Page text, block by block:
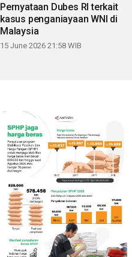
Pernyataan Dubes RI terkait
kasus penganiayaan WNI di
Malaysia
15 June 2026 21:58 WIB